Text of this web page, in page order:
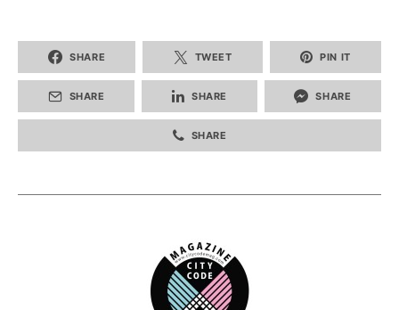
SHARE TWEET PIN IT
SHARE SHARE SHARE
SHARE